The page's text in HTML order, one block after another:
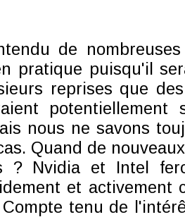
de
pratique puisqu'il
reprises que
potentiellement
nous ne savons
Quand de
? Nvidia et Intel
et activement
tenu de